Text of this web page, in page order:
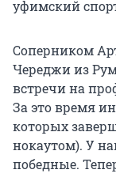
уфимский
Соперником
Череджи из
встречи на
За это время
которых
нокаутом). У
победные.